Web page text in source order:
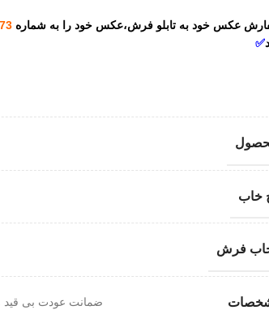
عکس خود به تابلو فرش،عکس خود را به شماره
✅
خاب
خاب فرش
ضمانت عودت بی